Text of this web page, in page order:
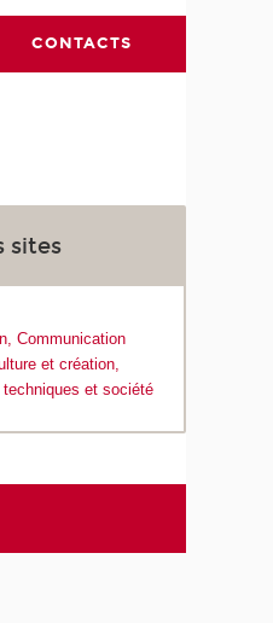
CONTACTS
sites
Communication
et création,
et société